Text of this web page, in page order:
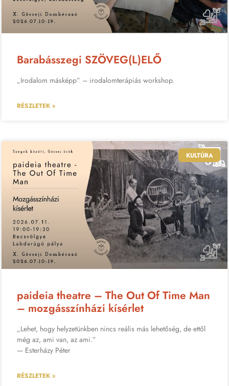
Barabásszegi SZÖVEG(L)ELŐ
„Irodalom másképp” – irodalomterápiás workshop.
RÉSZLETEK »
KULTÚRA
paideia theatre – The Out Of Time Man
– mozgásszínházi kísérlet
„Lehet, hogy helyzetünkben nincs reális más lehetőség, de ettől
még az, ami van, az ami.”
— Esterházy Péter
RÉSZLETEK »